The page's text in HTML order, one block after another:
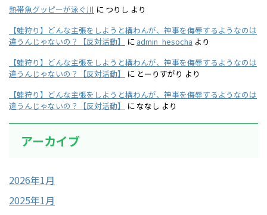
熱帯魚グッピーが泳ぐ川 に つりし より
【蛙狩り】どんな主張をしようと構わんが、神事を侮辱するようなのは
違うんじゃないの？【反対活動】
に admin_hesocha より
【蛙狩り】どんな主張をしようと構わんが、神事を侮辱するようなのは
違うんじゃないの？【反対活動】
に とーりすがり より
【蛙狩り】どんな主張をしようと構わんが、神事を侮辱するようなのは
違うんじゃないの？【反対活動】
に ななし より
アーカイブ
2026年1月
2025年1月